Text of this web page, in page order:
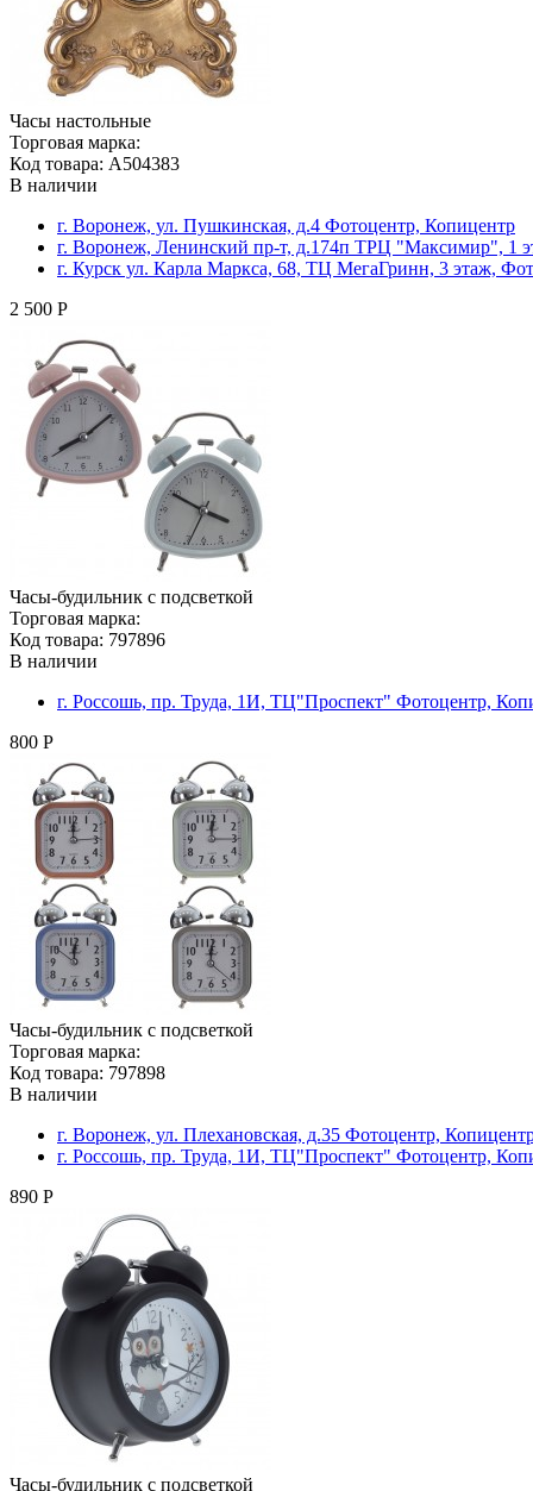
Часы настольные
Торговая марка:
Код товара: A504383
В наличии
г. Воронеж, ул. Пушкинская, д.4 Фотоцентр, Копицентр
г. Воронеж, Ленинский пр-т, д.174п ТРЦ "Максимир", 1
г. Курск ул. Карла Маркса, 68, ТЦ МегаГринн, 3 этаж,
2 500 Р
Часы-будильник с подсветкой
Торговая марка:
Код товара: 797896
В наличии
г. Россошь, пр. Труда, 1И, ТЦ"Проспект" Фотоцентр,
800 Р
Часы-будильник с подсветкой
Торговая марка:
Код товара: 797898
В наличии
г. Воронеж, ул. Плехановская, д.35 Фотоцентр,
г. Россошь, пр. Труда, 1И, ТЦ"Проспект" Фотоцентр,
890 Р
Часы-будильник с подсветкой